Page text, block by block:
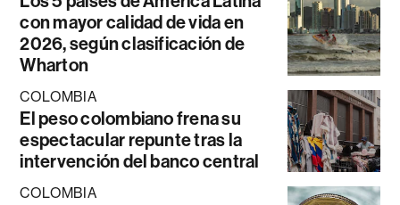
con mayor calidad de vida en
2026, según clasificación de
Wharton
COLOMBIA
El peso colombiano frena su
espectacular repunte tras la
intervención del banco central
COLOMBIA